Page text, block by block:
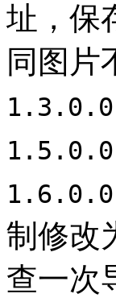
址，保
同图片
1.3.0.0
1.5.0.0
1.6.0.0
制修改
查一次